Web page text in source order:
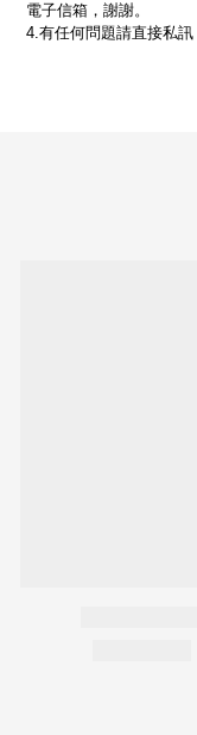
電子信箱，謝謝。
4.有任何問題請直接私訊